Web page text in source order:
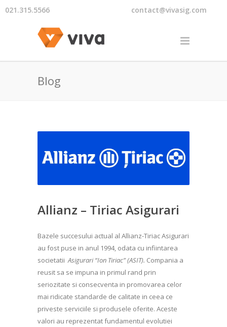
021.315.5566 contact@vivasig.com
Blog
Allianz – Tiriac Asigurari
Bazele succesului actual al Allianz-Tiriac Asigurari
au fost puse in anul 1994, odata cu infiintarea
societatii Asigurari “Ion Tiriac” (ASIT). Compania a
reusit sa se impuna in primul rand prin
seriozitate si consecventa in promovarea celor
mai ridicate standarde de calitate in ceea ce
priveste serviciile si produsele oferite. Aceste
valori au reprezentat fundamentul evolutiei